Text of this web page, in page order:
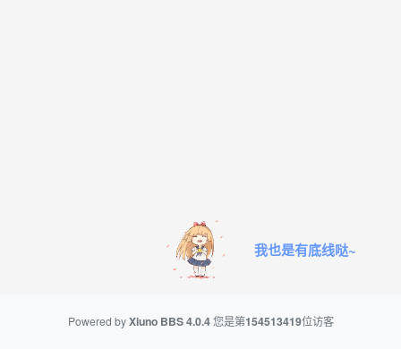
我也是有底线哒~
Powered byXiuno BBS4.0.4 您是第154513419位访客